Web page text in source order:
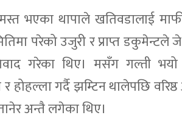
भएका थापाले खतिवडालाई
परेको उजुरी र प्राप्त डकुमेन्टले
गरेका थिए। मसँग गल्ती
होहल्ला गर्दै झम्टिन थालेपछि
अन्तै लगेका थिए।